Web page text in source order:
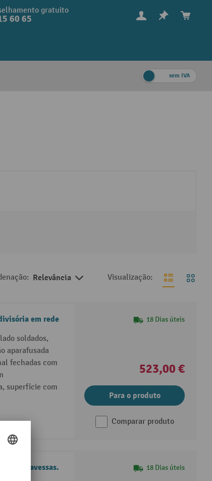
gratuito
60 65
sem IVA
Relevância Visualização:
em rede
soldados,
aparafusada
fechadas com
superfície com
18 Dias úteis
523,00 €
Para o produto
Comparar produto
com travessas. 18 Dias úteis